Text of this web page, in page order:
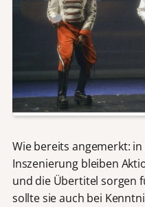
Wie bereits angemerkt:
Inszenierung bleiben
und die Übertitel sorgen
sollte sie auch bei